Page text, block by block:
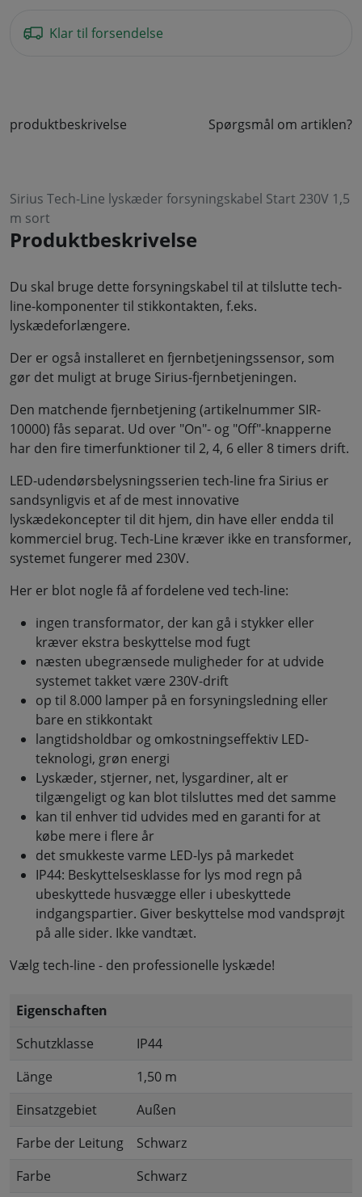
Klar til forsendelse
produktbeskrivelse Spørgsmål om artiklen?
Sirius Tech-Line lyskæder forsyningskabel Start 230V 1,5
m sort
Produktbeskrivelse
Du skal bruge dette forsyningskabel til at tilslutte tech-
line-komponenter til stikkontakten, f.eks.
lyskædeforlængere.
Der er også installeret en fjernbetjeningssensor, som
gør det muligt at bruge Sirius-fjernbetjeningen.
Den matchende fjernbetjening (artikelnummer SIR-
10000) fås separat. Ud over "On"- og "Off"-knapperne
har den fire timerfunktioner til 2, 4, 6 eller 8 timers drift.
LED-udendørsbelysningsserien tech-line fra Sirius er
sandsynligvis et af de mest innovative
lyskædekoncepter til dit hjem, din have eller endda til
kommerciel brug. Tech-Line kræver ikke en transformer,
systemet fungerer med 230V.
Her er blot nogle få af fordelene ved tech-line:
ingen transformator, der kan gå i stykker eller
kræver ekstra beskyttelse mod fugt
næsten ubegrænsede muligheder for at udvide
systemet takket være 230V-drift
op til 8.000 lamper på en forsyningsledning eller
bare en stikkontakt
langtidsholdbar og omkostningseffektiv LED-
teknologi, grøn energi
Lyskæder, stjerner, net, lysgardiner, alt er
tilgængeligt og kan blot tilsluttes med det samme
kan til enhver tid udvides med en garanti for at
købe mere i flere år
det smukkeste varme LED-lys på markedet
IP44: Beskyttelsesklasse for lys mod regn på
ubeskyttede husvægge eller i ubeskyttede
indgangspartier. Giver beskyttelse mod vandsprøjt
på alle sider. Ikke vandtæt.
Vælg tech-line - den professionelle lyskæde!
Eigenschaften
Schutzklasse
IP44
Länge
1,50 m
Einsatzgebiet
Außen
Farbe der Leitung
Schwarz
Farbe
Schwarz